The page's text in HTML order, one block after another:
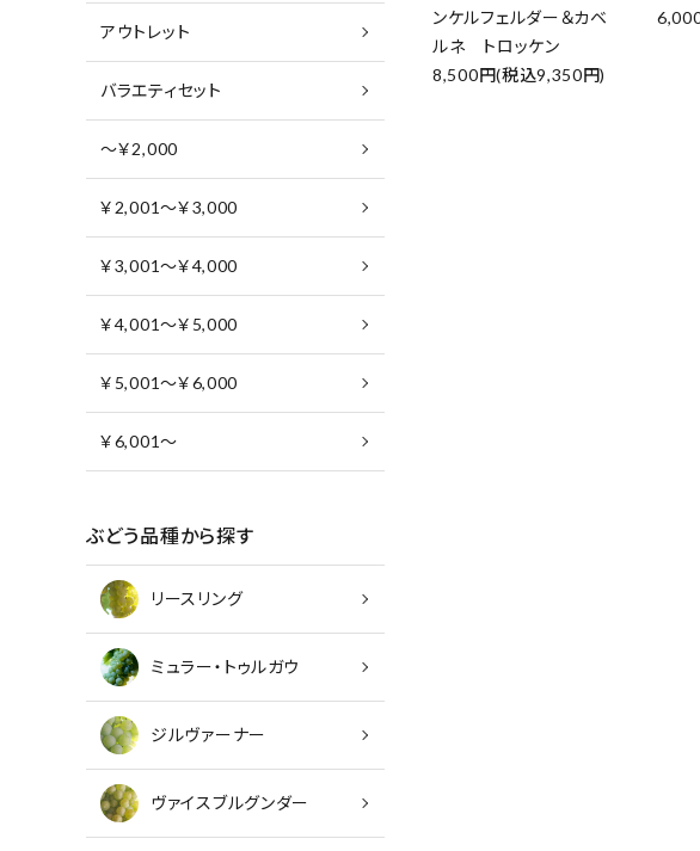
ンケルフェルダー＆カベ
ルネ トロッケン
8,500円(税込9,350円)
アウトレット
バラエティセット
～￥2,000
￥2,001～￥3,000
￥3,001～￥4,000
￥4,001～￥5,000
￥5,001～￥6,000
￥6,001～
ぶどう品種から探す
リースリング
ミュラー・トゥルガウ
ジルヴァーナー
ヴァイスブルグンダー